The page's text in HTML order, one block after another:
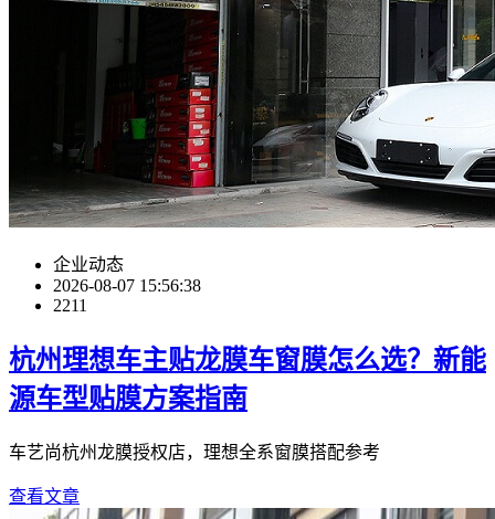
企业动态
2026-08-07 15:56:38
2211
杭州理想车主贴龙膜车窗膜怎么选？新能
源车型贴膜方案指南
车艺尚杭州龙膜授权店，理想全系窗膜搭配参考
查看文章